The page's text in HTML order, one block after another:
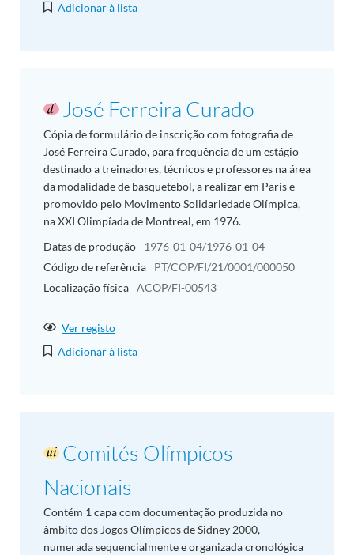
Adicionar à lista
José Ferreira Curado
Cópia de formulário de inscrição com fotografia de
José Ferreira Curado, para frequência de um estágio
destinado a treinadores, técnicos e professores na área
da modalidade de basquetebol, a realizar em Paris e
promovido pelo Movimento Solidariedade Olímpica,
na XXI Olimpíada de Montreal, em 1976.
Datas de produção
1976-01-04/1976-01-04
Código de referência
PT/COP/FI/21/0001/000050
Localização física ACOP/FI-00543
Ver registo
Adicionar à lista
Comités Olímpicos
Nacionais
Contém 1 capa com documentação produzida no
âmbito dos Jogos Olímpicos de Sidney 2000,
numerada sequencialmente e organizada cronológica